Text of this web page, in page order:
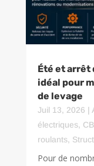
Été et arrêt
idéal pour
de levage
Juil 13, 2026 |
électriques,
roulants,
Pour de